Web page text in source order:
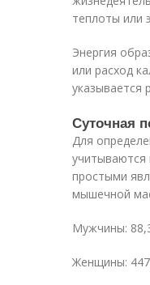
теплоты или
Энергия
или расход
указывается
Суточная
Для
учитываются
простыми
мышечной
Мужчины:
Женщины: